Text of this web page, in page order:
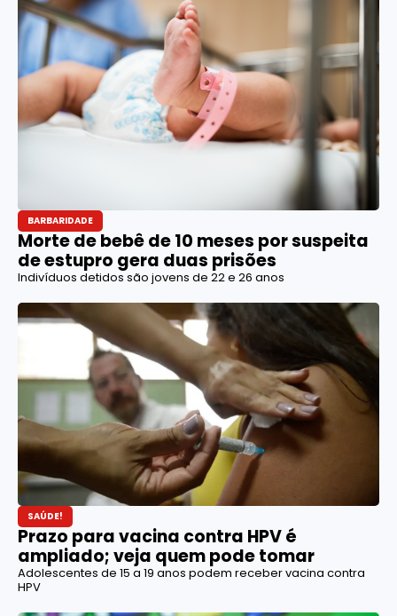
BARBARIDADE
Morte de bebê de 10 meses por suspeita
de estupro gera duas prisões
Indivíduos detidos são jovens de 22 e 26 anos
SAÚDE!
Prazo para vacina contra HPV é
ampliado; veja quem pode tomar
Adolescentes de 15 a 19 anos podem receber vacina contra
HPV